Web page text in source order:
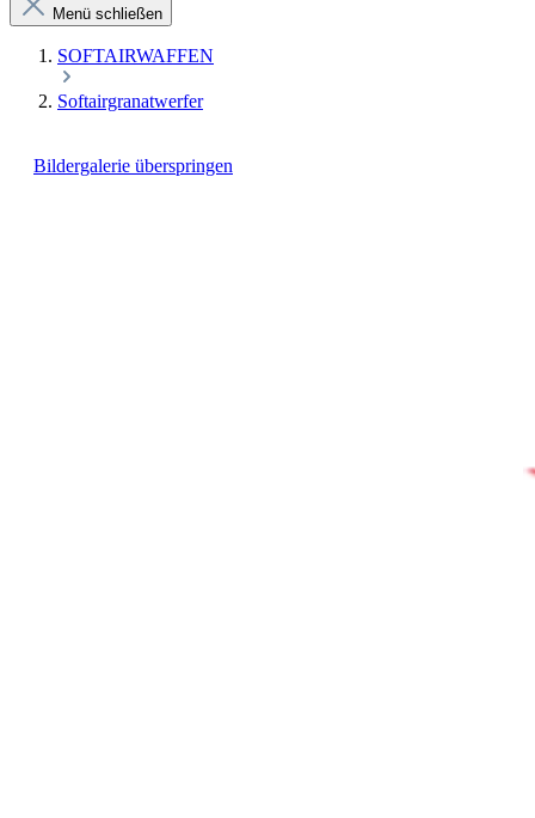
Menü schließen
SOFTAIRWAFFEN
Softairgranatwerfer
Bildergalerie überspringen